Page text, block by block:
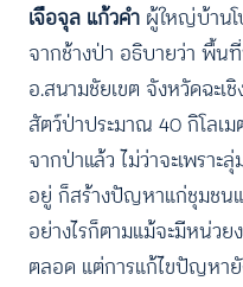
เจือจุล แก้วคำ ผู้ใหญ่บ้านโ
จากช้างป่า อธิบายว่า พื้นที่
อ.สนามชัยเขต จังหวัดฉะเ
สัตว์ป่าประมาณ 40 กิโลเ
จากป่าแล้ว ไม่ว่าจะเพรา
อยู่ ก็สร้างปัญหาแก่ชุมชน
อย่างไรก็ตามแม้จะมีหน่ว
ตลอด แต่การแก้ไขปัญหายั